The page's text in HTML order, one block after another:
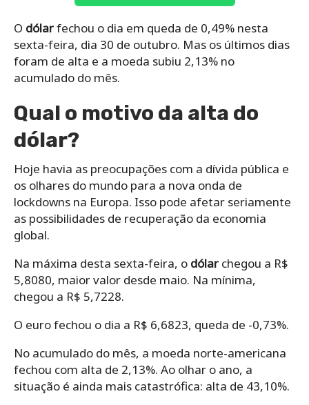
O dólarfechou o dia em queda de 0,49% nesta
sexta-feira, dia 30 de outubro. Mas os últimos dias
foram de alta e a moeda subiu 2,13% no
acumulado do mês.
Qual o motivo da alta do
dólar?
Hoje havia as preocupações com a dívida pública e
os olhares do mundo para a nova onda de
lockdowns na Europa. Isso pode afetar seriamente
as possibilidades de recuperação da economia
global.
Na máxima desta sexta-feira, o dólar chegou a R$
5,8080, maior valor desde maio. Na mínima,
chegou a R$ 5,7228.
O euro fechou o dia a R$ 6,6823, queda de -0,73%.
No acumulado do mês, a moeda norte-americana
fechou com alta de 2,13%. Ao olhar o ano, a
situação é ainda mais catastrófica: alta de 43,10%.